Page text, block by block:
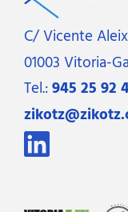
C/ Vicente
01003 Vitoria-
Tel.:945 25 92